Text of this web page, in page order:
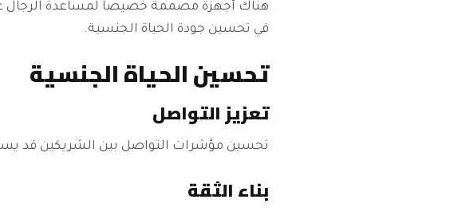
هناك أجهزة مصممة خصيصاً لمساعدة الرجال
في تحسين جودة الحياة الجنسية.
تحسين الحياة الجنسية
تعزيز التواصل
تحسين مؤشرات التواصل بين الشريكين قد
بناء الثقة